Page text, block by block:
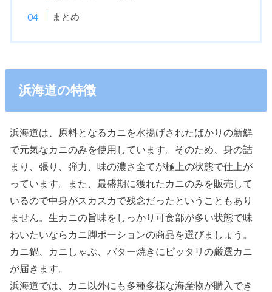
まとめ
浜海道の特徴
浜海道は、原料となるカニを水揚げされたばかりの新鮮
で元気なカニのみを使用しています。そのため、身の詰
まり、張り、弾力、味の濃さ全てが極上の状態で仕上が
っています。また、最盛期に獲れたカニのみを販売して
いるので中身がスカスカで残念だったということもあり
ません。生カニの旨味をしっかり可食部が多い状態で味
わいたいならカニ脚ポーションの商品を選びましょう。
カニ鍋、カニしゃぶ、バター焼きにピッタリの厳選カニ
が届きます。
浜海道では、カニ以外にも多種多様な海産物が購入でき